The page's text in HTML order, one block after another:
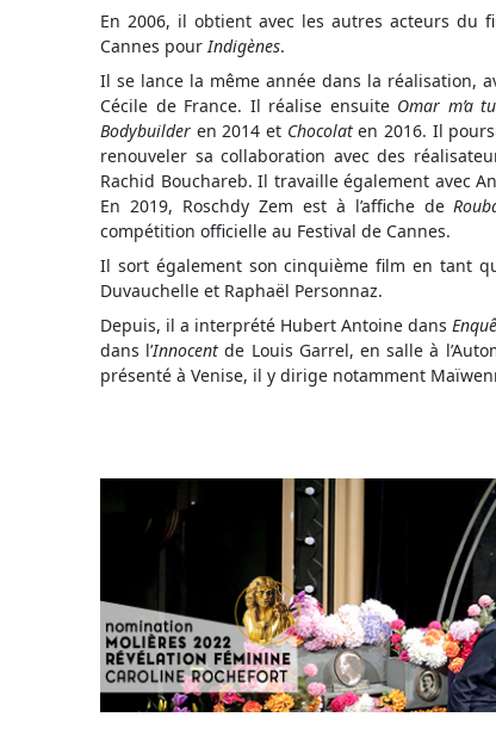
En 2006, il obtient avec les autres acteurs du
Cannes pourIndigènes.
Il se lance la même année dans la réalisation,
Cécile de France. Il réalise ensuite Omar m’a
Bodybuilder en 2014 et Chocolaten 2016. Il
renouveler sa collaboration avec des
Rachid Bouchareb. Il travaille également avec
En 2019, Roschdy Zem est à l’affiche de
compétition officielle au Festival de Cannes.
Il sort également son cinquième film en tant
Duvauchelle et Raphaël Personnaz.
Depuis, il a interprété Hubert Antoine dans
dans l’Innocentde Louis Garrel, en salle à
présenté à Venise, il y dirige notamment